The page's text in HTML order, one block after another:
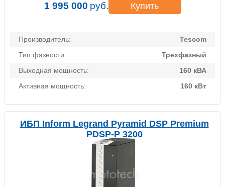
Производитель:
Tescom
Тип фазности:
Трехфазный
Выходная мощность:
160 кВА
Активная мощность:
160 кВт
1 995 000 руб. Купить
ИБП Inform Legrand Pyramid DSP Premium
PDSP-P 3200